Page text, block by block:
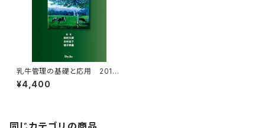
乳牛管理の基礎と応用 2012
年改訂版
¥4,400